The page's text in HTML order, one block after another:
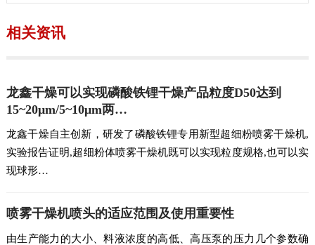
相关资讯
龙鑫干燥可以实现磷酸铁锂干燥产品粒度D50达到
15~20μm/5~10μm两…
龙鑫干燥自主创新，研发了磷酸铁锂专用新型超细粉喷雾干燥机,
实验报告证明,超细粉体喷雾干燥机既可以实现粒度规格,也可以实
现球形…
喷雾干燥机喷头的适应范围及使用重要性
由生产能力的大小、料液浓度的高低、高压泵的压力几个参数确